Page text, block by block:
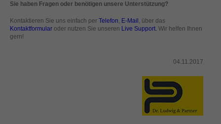
Sie haben Fragen oder benötigen unsere Unterstützung?
Kontaktieren Sie uns einfach per Telefon E-Mail , über das
Kontaktformular oder nutzen Sie unseren Live Support Wir helfen Ihnen
gern!
04.11.2017